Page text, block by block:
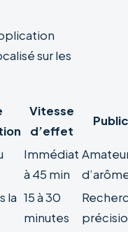
sur les
Vitesse
d’effet
Immédiat
à 45 min
la 15 à 30
minutes